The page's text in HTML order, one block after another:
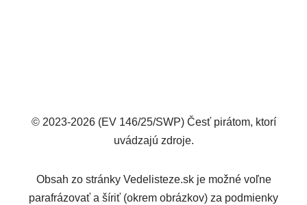
© 2023-2026 (EV 146/25/SWP) Česť pirátom, ktorí
uvádzajú zdroje.
Obsah zo stránky Vedelisteze.sk je možné voľne
parafrázovať a šíriť (okrem obrázkov) za podmienky